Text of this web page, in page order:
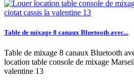
Table de mixage 8 canaux Bluetooth avec...
Table de mixage 8 canaux Bluetooth
location table console de mixage
valentine 13